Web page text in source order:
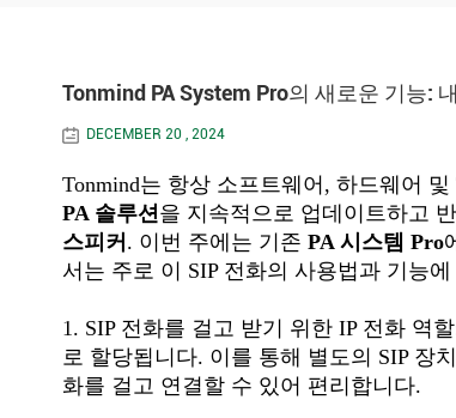
Tonmind PA System Pro의 새로운 기능:
DECEMBER 20 , 2024
Tonmind는 항상 소프트웨어, 하드웨어
PA 솔루션을 지속적으로 업데이트하고
스피커 . 이번 주에는 기존PA 시스템 Pro
서는 주로 이 SIP 전화의 사용법과 기능
1. SIP 전화를 걸고 받기 위한 IP 전화 역
로 할당됩니다. 이를 통해 별도의 SIP 장
화를 걸고 연결할 수 있어 편리합니다.